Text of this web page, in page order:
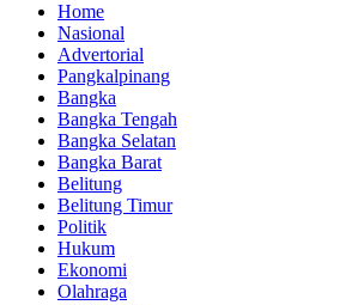
Home
Nasional
Advertorial
Pangkalpinang
Bangka
Bangka Tengah
Bangka Selatan
Bangka Barat
Belitung
Belitung Timur
Politik
Hukum
Ekonomi
Olahraga